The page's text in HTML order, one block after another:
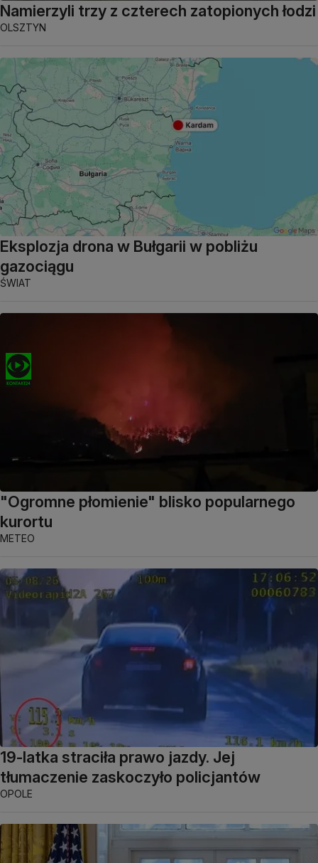
Namierzyli trzy z czterech zatopionych łodzi
OLSZTYN
Eksplozja drona w Bułgarii w pobliżu
gazociągu
ŚWIAT
"Ogromne płomienie" blisko popularnego
kurortu
METEO
19-latka straciła prawo jazdy. Jej
tłumaczenie zaskoczyło policjantów
OPOLE